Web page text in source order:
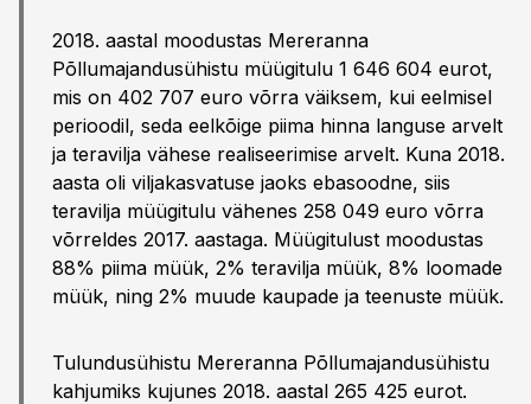
2018. aastal moodustas Mereranna
Põllumajandusühistu müügitulu 1 646 604 eurot,
mis on 402 707 euro võrra väiksem, kui eelmisel
perioodil, seda eelkõige piima hinna languse arvelt
ja teravilja vähese realiseerimise arvelt. Kuna 2018.
aasta oli viljakasvatuse jaoks ebasoodne, siis
teravilja müügitulu vähenes 258 049 euro võrra
võrreldes 2017. aastaga. Müügitulust moodustas
88% piima müük, 2% teravilja müük, 8% loomade
müük, ning 2% muude kaupade ja teenuste müük.
Tulundusühistu Mereranna Põllumajandusühistu
kahjumiks kujunes 2018. aastal 265 425 eurot.